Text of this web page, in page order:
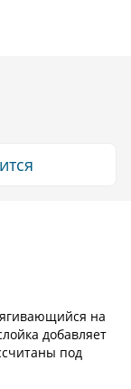
на
добавляет
под